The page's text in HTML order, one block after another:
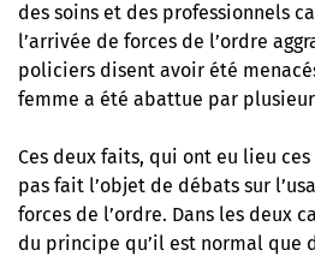
des soins et des professionnels
l’arrivée de forces de l’ordre
policiers disent avoir été
femme a été abattue par
Ces deux faits, qui ont eu lieu
pas fait l’objet de débats sur
forces de l’ordre. Dans les deux
du principe qu’il est normal que